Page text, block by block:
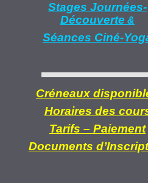
Stages Journées-
Découverte &
Séances Ciné-
Créneaux
Horaires des
Tarifs – Paiement
Documents d’